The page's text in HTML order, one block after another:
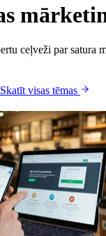
ceļveži par satura
Skatīt visas tēmas